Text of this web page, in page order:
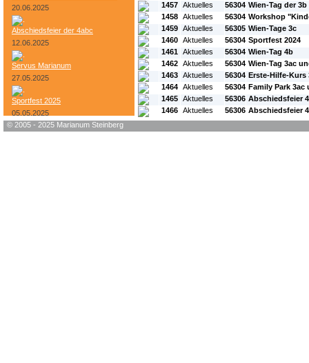
20.06.2025
Abschiedsfeier der 4abc
12.06.2025
Servus Marianum
27.05.2025
Sportfest 2025
05.05.2025
1457 Aktuelles 56304 Wien-Tag der 3b
1458 Aktuelles 56304 Workshop
1459 Aktuelles 56305 Wien-Tage 3c
1460 Aktuelles 56304 Sportfest 2024
1461 Aktuelles 56304 Wien-Tag 4b
1462 Aktuelles 56304 Wien-Tag 3ac
1463 Aktuelles 56304 Erste-Hilfe-Kurs
1464 Aktuelles 56304 Family Park 3ac
1465 Aktuelles 56306 Abschiedsfeier
1466 Aktuelles 56306 Abschiedsfeier
© 2005 - 2025 Marianum Steinberg